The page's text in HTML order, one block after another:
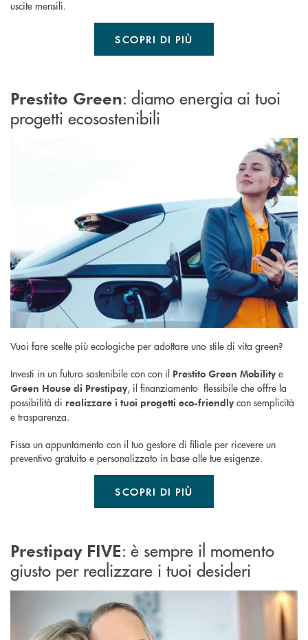
uscite mensili.
SCOPRI DI PIÙ
Prestito Green: diamo energia ai tuoi
progetti ecosostenibili
Vuoi fare scelte più ecologiche per adottare uno stile di vita green?
Investi in un futuro sostenibile con con il Prestito Green Mobility e
Green House di Prestipay, il finanziamento flessibile che offre la
possibilità di realizzare i tuoi progetti eco-friendly con semplicità
e trasparenza.
Fissa un appuntamento con il tuo gestore di filiale per ricevere un
preventivo gratuito e personalizzato in base alle tue esigenze.
SCOPRI DI PIÙ
Prestipay FIVE: è sempre il momento
giusto per realizzare i tuoi desideri